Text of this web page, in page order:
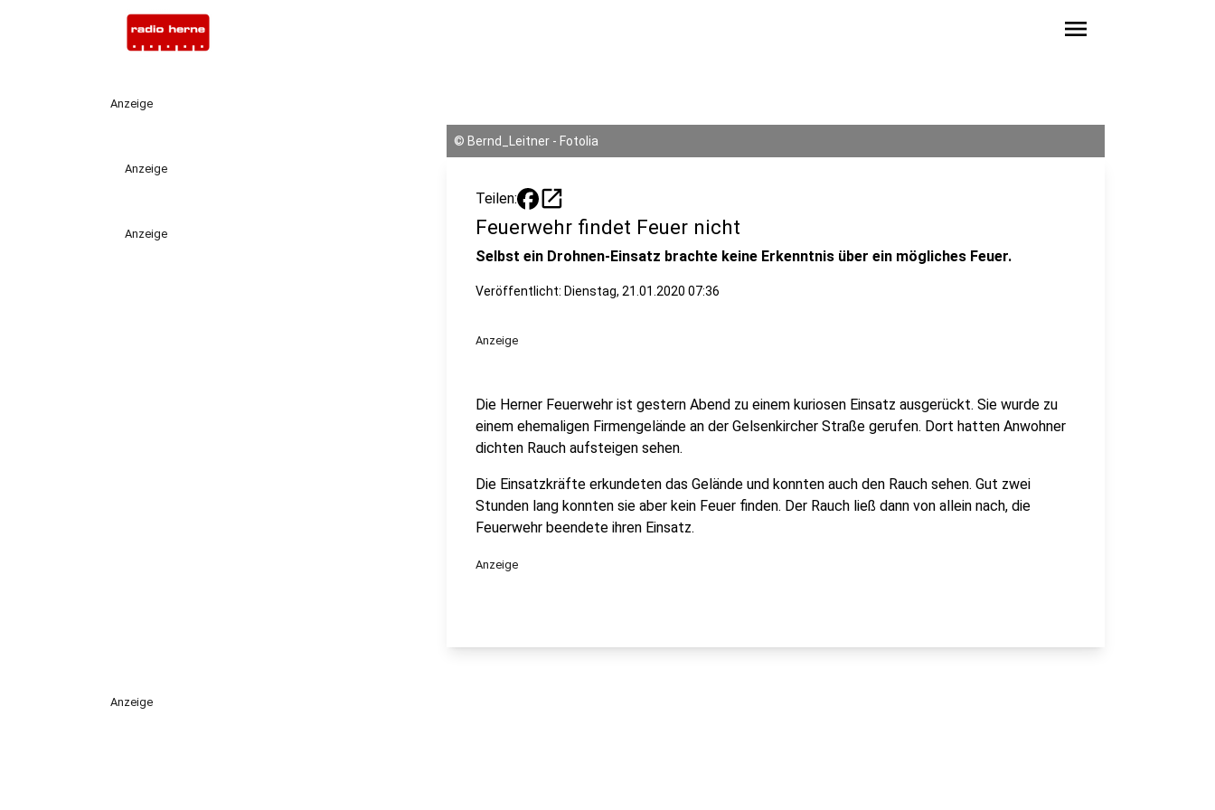
menu
Anzeige
Anzeige
Anzeige
© Bernd_Leitner - Fotolia
Teilen: open_in_new
Feuerwehr findet Feuer nicht
Selbst ein Drohnen-Einsatz brachte keine Erkenntnis über ein mögliches Feuer.
Veröffentlicht: Dienstag, 21.01.2020 07:36
Anzeige
Die Herner Feuerwehr ist gestern Abend zu einem kuriosen Einsatz ausgerückt. Sie wurde zu
einem ehemaligen Firmengelände an der Gelsenkircher Straße gerufen. Dort hatten Anwohner
dichten Rauch aufsteigen sehen.
Die Einsatzkräfte erkundeten das Gelände und konnten auch den Rauch sehen. Gut zwei
Stunden lang konnten sie aber kein Feuer finden. Der Rauch ließ dann von allein nach, die
Feuerwehr beendete ihren Einsatz.
Anzeige
Anzeige